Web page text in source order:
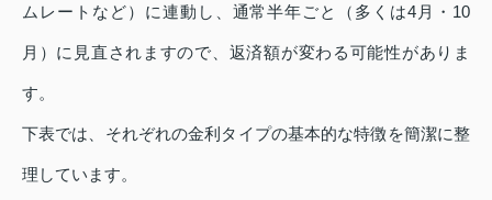
ムレートなど）に連動し、通常半年ごと（多くは4月・10
月）に見直されますので、返済額が変わる可能性がありま
す。
下表では、それぞれの金利タイプの基本的な特徴を簡潔に整
理しています。